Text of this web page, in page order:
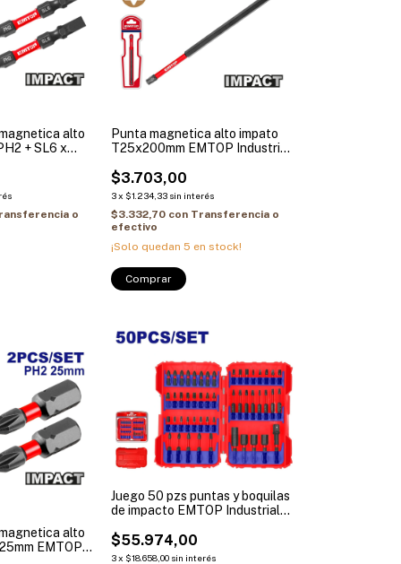
alto
+ SL6 x
o
Punta magnetica alto impato
T25x200mm EMTOP Industrial
$3.703,00
3 x $1.234,33 sin interés
$3.332,70 con Transferencia o
efectivo
¡Solo quedan 5 en stock!
alto
EMTOP
Juego 50 pzs puntas y boquilas
de impacto EMTOP Industrial
$55.974,00
3 x $18.658,00 sin interés